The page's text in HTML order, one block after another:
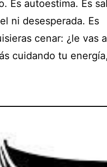
Es autoestima. Es
ni desesperada. Es
cenar: ¿le vas a
cuidando tu